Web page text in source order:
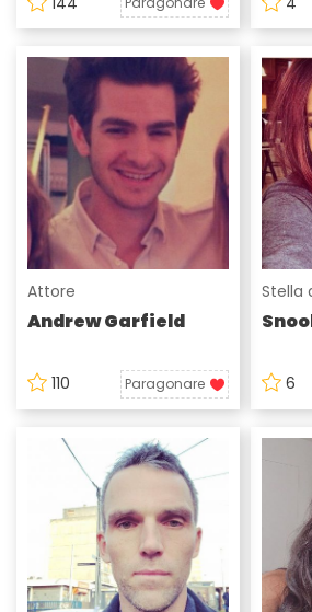
Attore
Andrew Garfield
110 Paragonare
Stella
6